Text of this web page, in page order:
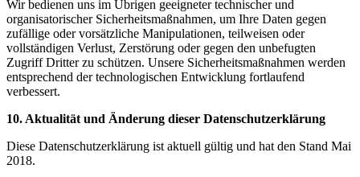
Wir bedienen uns im Übrigen geeigneter technischer und
organisatorischer Sicherheitsmaßnahmen, um Ihre Daten gegen
zufällige oder vorsätzliche Manipulationen, teilweisen oder
vollständigen Verlust, Zerstörung oder gegen den unbefugten
Zugriff Dritter zu schützen. Unsere Sicherheitsmaßnahmen werden
entsprechend der technologischen Entwicklung fortlaufend
verbessert.
10. Aktualität und Änderung dieser Datenschutzerklärung
Diese Datenschutzerklärung ist aktuell gültig und hat den Stand Mai
2018.